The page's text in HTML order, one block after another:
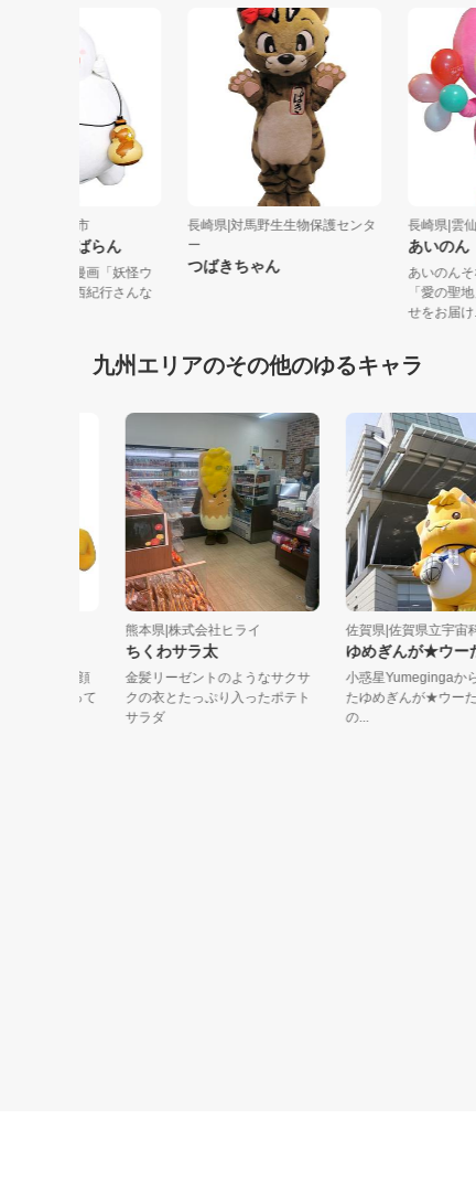
崎県|長崎県島原市
原守護神しまばらん
クの生みの親は漫画「妖怪ウ
ッチ」の作者小西紀行さんな
長崎県|対馬野生生物保護センタ
つばきちゃん
長崎県|
あいの
あいの
「愛の
せをお
九州エリアのその他のゆるキャラ
熊本県|株式会社ヒライ
ちくわサラ太
金髪リーゼントのようなサクサ
クの衣とたっぷり入ったポテト
サラダ
佐賀県|佐賀県立宇宙科学
ゆめぎんが★ウーたん
小惑星Yumegingaからや
たゆめぎんが★ウーたん